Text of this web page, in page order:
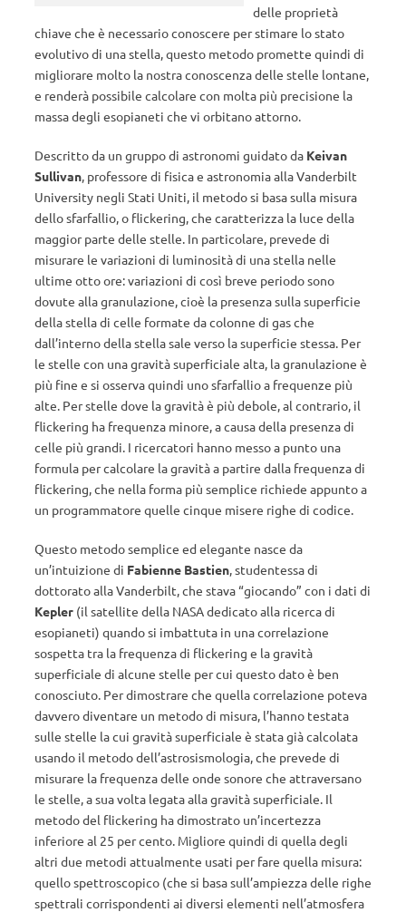
delle proprietà
chiave che è necessario conoscere per stimare lo stato
evolutivo di una stella, questo metodo promette quindi di
migliorare molto la nostra conoscenza delle stelle lontane,
e renderà possibile calcolare con molta più precisione la
massa degli esopianeti che vi orbitano attorno.
Descritto da un gruppo di astronomi guidato da Keivan
Sullivan, professore di fisica e astronomia alla Vanderbilt
University negli Stati Uniti, il metodo si basa sulla misura
dello sfarfallio, o flickering, che caratterizza la luce della
maggior parte delle stelle. In particolare, prevede di
misurare le variazioni di luminosità di una stella nelle
ultime otto ore: variazioni di così breve periodo sono
dovute alla granulazione, cioè la presenza sulla superficie
della stella di celle formate da colonne di gas che
dall’interno della stella sale verso la superficie stessa. Per
le stelle con una gravità superficiale alta, la granulazione è
più fine e si osserva quindi uno sfarfallio a frequenze più
alte. Per stelle dove la gravità è più debole, al contrario, il
flickering ha frequenza minore, a causa della presenza di
celle più grandi. I ricercatori hanno messo a punto una
formula per calcolare la gravità a partire dalla frequenza di
flickering, che nella forma più semplice richiede appunto a
un programmatore quelle cinque misere righe di codice.
Questo metodo semplice ed elegante nasce da
un’intuizione di Fabienne Bastien, studentessa di
dottorato alla Vanderbilt, che stava “giocando” con i dati di
Kepler (il satellite della NASA dedicato alla ricerca di
esopianeti) quando si imbattuta in una correlazione
sospetta tra la frequenza di flickering e la gravità
superficiale di alcune stelle per cui questo dato è ben
conosciuto. Per dimostrare che quella correlazione poteva
davvero diventare un metodo di misura, l’hanno testata
sulle stelle la cui gravità superficiale è stata già calcolata
usando il metodo dell’astrosismologia, che prevede di
misurare la frequenza delle onde sonore che attraversano
le stelle, a sua volta legata alla gravità superficiale. Il
metodo del flickering ha dimostrato un’incertezza
inferiore al 25 per cento. Migliore quindi di quella degli
altri due metodi attualmente usati per fare quella misura:
quello spettroscopico (che si basa sull’ampiezza delle righe
spettrali corrispondenti ai diversi elementi nell’atmosfera